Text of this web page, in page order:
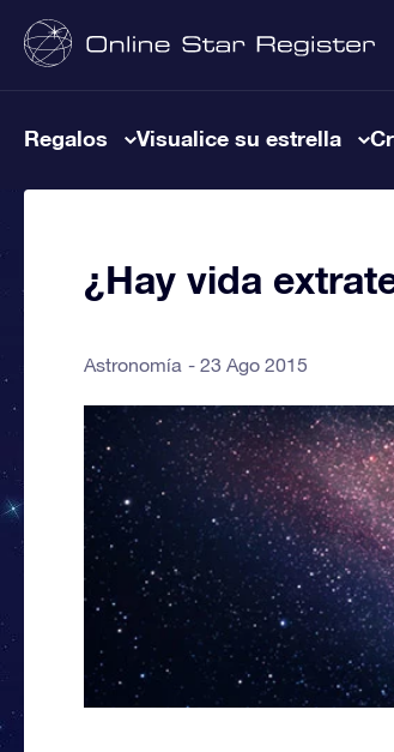
Regalos Visualice su estrella
¿Hay vida
Astronomía 23 Ago 2015